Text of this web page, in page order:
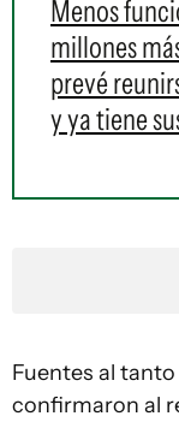
Menos
millones
prevé
y ya tiene
Fuentes al
confirmaron al